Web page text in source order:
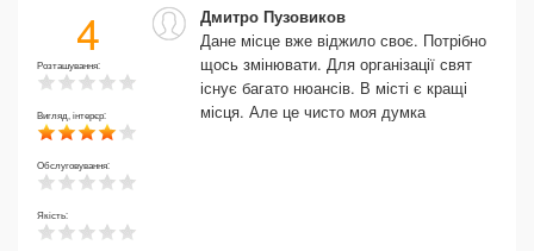
4
Розташування:
Вигляд, інтерєр:
Обслуговування:
Якість:
Дмитро Пузовиков
Дане місце вже віджило своє. Потрібно
щось змінювати. Для організації свят
існує багато нюансів. В місті є кращі
місця. Але це чисто моя думка